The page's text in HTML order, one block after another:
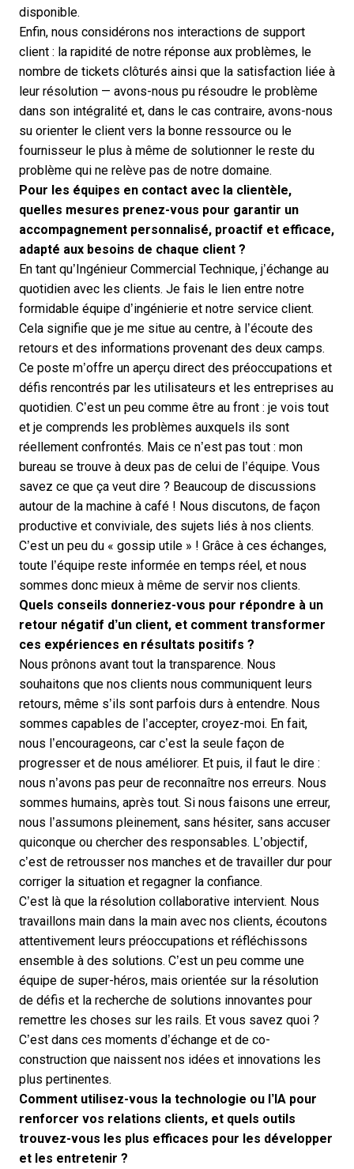
disponible.
Enfin, nous considérons nos interactions de support
client : la rapidité de notre réponse aux problèmes, le
nombre de tickets clôturés ainsi que la satisfaction liée à
leur résolution — avons-nous pu résoudre le problème
dans son intégralité et, dans le cas contraire, avons-nous
su orienter le client vers la bonne ressource ou le
fournisseur le plus à même de solutionner le reste du
problème qui ne relève pas de notre domaine.
Pour les équipes en contact avec la clientèle,
quelles mesures prenez-vous pour garantir un
accompagnement personnalisé, proactif et efficace,
adapté aux besoins de chaque client ?
En tant qu’Ingénieur Commercial Technique, j’échange au
quotidien avec les clients. Je fais le lien entre notre
formidable équipe d’ingénierie et notre service client.
Cela signifie que je me situe au centre, à l’écoute des
retours et des informations provenant des deux camps.
Ce poste m’offre un aperçu direct des préoccupations et
défis rencontrés par les utilisateurs et les entreprises au
quotidien. C’est un peu comme être au front : je vois tout
et je comprends les problèmes auxquels ils sont
réellement confrontés. Mais ce n’est pas tout : mon
bureau se trouve à deux pas de celui de l’équipe. Vous
savez ce que ça veut dire ? Beaucoup de discussions
autour de la machine à café ! Nous discutons, de façon
productive et conviviale, des sujets liés à nos clients.
C’est un peu du « gossip utile » ! Grâce à ces échanges,
toute l’équipe reste informée en temps réel, et nous
sommes donc mieux à même de servir nos clients.
Quels conseils donneriez-vous pour répondre à un
retour négatif d’un client, et comment transformer
ces expériences en résultats positifs ?
Nous prônons avant tout la transparence. Nous
souhaitons que nos clients nous communiquent leurs
retours, même s’ils sont parfois durs à entendre. Nous
sommes capables de l’accepter, croyez-moi. En fait,
nous l’encourageons, car c’est la seule façon de
progresser et de nous améliorer. Et puis, il faut le dire :
nous n’avons pas peur de reconnaître nos erreurs. Nous
sommes humains, après tout. Si nous faisons une erreur,
nous l’assumons pleinement, sans hésiter, sans accuser
quiconque ou chercher des responsables. L’objectif,
c’est de retrousser nos manches et de travailler dur pour
corriger la situation et regagner la confiance.
C’est là que la résolution collaborative intervient. Nous
travaillons main dans la main avec nos clients, écoutons
attentivement leurs préoccupations et réfléchissons
ensemble à des solutions. C’est un peu comme une
équipe de super-héros, mais orientée sur la résolution
de défis et la recherche de solutions innovantes pour
remettre les choses sur les rails. Et vous savez quoi ?
C’est dans ces moments d’échange et de co-
construction que naissent nos idées et innovations les
plus pertinentes.
Comment utilisez-vous la technologie ou l’IA pour
renforcer vos relations clients, et quels outils
trouvez-vous les plus efficaces pour les développer
et les entretenir ?